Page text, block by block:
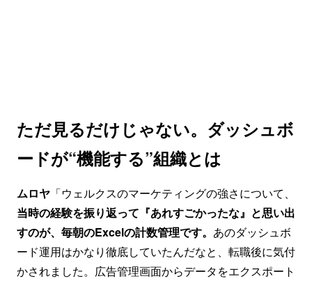
ただ見るだけじゃない。ダッシュボ
ードが“機能する”組織とは
ムロヤ 「ウェルクスのマーケティングの強さについて、
当時の経験を振り返って『あれすごかったな』と思い出
すのが、毎朝のExcelの計数管理です。 あのダッシュボ
ード運用はかなり徹底していたんだなと、転職後に気付
かされました。広告管理画面からデータをエクスポート